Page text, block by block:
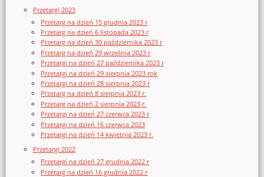
Przetargi 2023
Przetarg na dzień 15 grudnia 2023 r
Przetarg na dzień 6 listopada 2023 r
Przetarg na dzień 30 października 2023 r
Przetarg na dzień 29 września 2023 r
Przetargi na dzień 27 października 2023 r
Przetargi na dzień 29 sierpnia 2023 rok
Przetargi na dzień 28 sierpnia 2023 r
Przetarg na dzień 8 sierpnia 2023 r.
Przetarg na dzień 2 sierpnia 2023 r.
Przetargi na dzień 27 czerwca 2023 r
Przetargi na dzień 16 czerwca 2023
Przetargi na dzień 14 kwietnia 2023 r.
Przetargi 2022
Przetargi na dzień 27 grudnia 2022 r
Przetarg na dzień 16 grudnia 2022 r